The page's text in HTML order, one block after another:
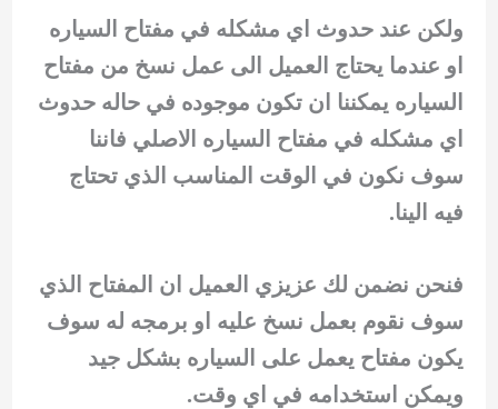
ولكن عند حدوث اي مشكله في مفتاح السياره
او عندما يحتاج العميل الى عمل نسخ من مفتاح
السياره يمكننا ان تكون موجوده في حاله حدوث
اي مشكله في مفتاح السياره الاصلي فاننا
سوف نكون في الوقت المناسب الذي تحتاج
فيه الينا.
فنحن نضمن لك عزيزي العميل ان المفتاح الذي
سوف نقوم بعمل نسخ عليه او برمجه له سوف
يكون مفتاح يعمل على السياره بشكل جيد
ويمكن استخدامه في اي وقت.